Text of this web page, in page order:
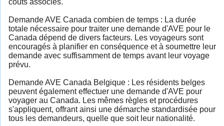
Demande AVE Canada combien de temps : La durée
totale nécessaire pour traiter une demande d'AVE pour le
Canada dépend de divers facteurs. Les voyageurs sont
encouragés à planifier en conséquence et à soumettre leur
demande avec suffisamment de temps avant leur voyage
prévu.
Demande AVE Canada Belgique : Les résidents belges
peuvent également effectuer une demande d'AVE pour
voyager au Canada. Les mêmes règles et procédures
s'appliquent, offrant ainsi une démarche standardisée pour
tous les demandeurs, quelle que soit leur nationalité.